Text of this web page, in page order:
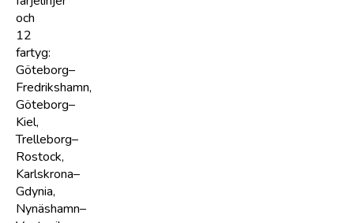
och
12
fartyg:
Göteborg–
Fredrikshamn,
Göteborg–
Kiel,
Trelleborg–
Rostock,
Karlskrona–
Gdynia,
Nynäshamn–